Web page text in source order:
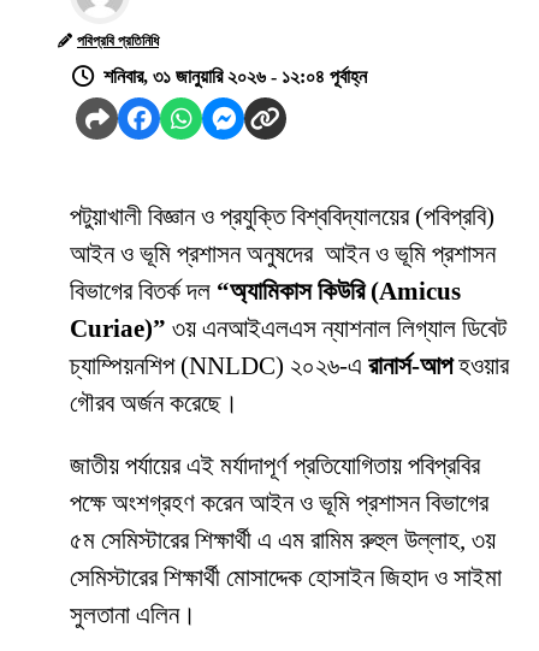
পবিপ্রবি প্রতিনিধি
শনিবার, ৩১ জানুয়ারি ২০২৬ - ১২:০৪ পূর্বাহ্ন
পটুয়াখালী বিজ্ঞান ও প্রযুক্তি বিশ্ববিদ্যালয়ের (পবিপ্রবি)
আইন ও ভূমি প্রশাসন অনুষদের আইন ও ভূমি প্রশাসন
বিভাগের বিতর্ক দল “অ্যামিকাস কিউরি (Amicus
Curiae)” ৩য় এনআইএলএস ন্যাশনাল লিগ্যাল ডিবেট
চ্যাম্পিয়নশিপ (NNLDC) ২০২৬-এ রানার্স-আপহওয়ার
গৌরব অর্জন করেছে।
জাতীয় পর্যায়ের এই মর্যাদাপূর্ণ প্রতিযোগিতায় পবিপ্রবির
পক্ষে অংশগ্রহণ করেন আইন ও ভূমি প্রশাসন বিভাগের
৫ম সেমিস্টারের শিক্ষার্থী এ এম রামিম রুহুল উল্লাহ, ৩য়
সেমিস্টারের শিক্ষার্থী মোসাদ্দেক হোসাইন জিহাদ ও সাইমা
সুলতানা এলিন।